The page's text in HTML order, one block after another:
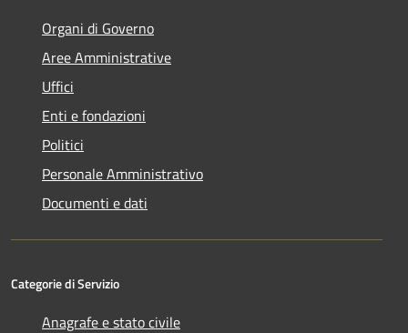
Organi di Governo
Aree Amministrative
Uffici
Enti e fondazioni
Politici
Personale Amministrativo
Documenti e dati
Categorie di Servizio
Anagrafe e stato civile